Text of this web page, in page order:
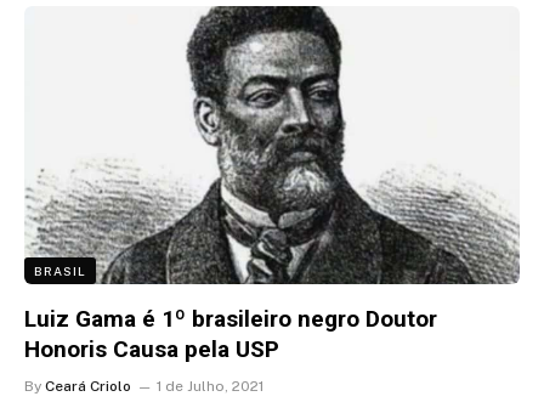
BRASIL
Luiz Gama é 1º brasileiro negro Doutor
Honoris Causa pela USP
By Ceará Criolo 1 de Julho, 2021